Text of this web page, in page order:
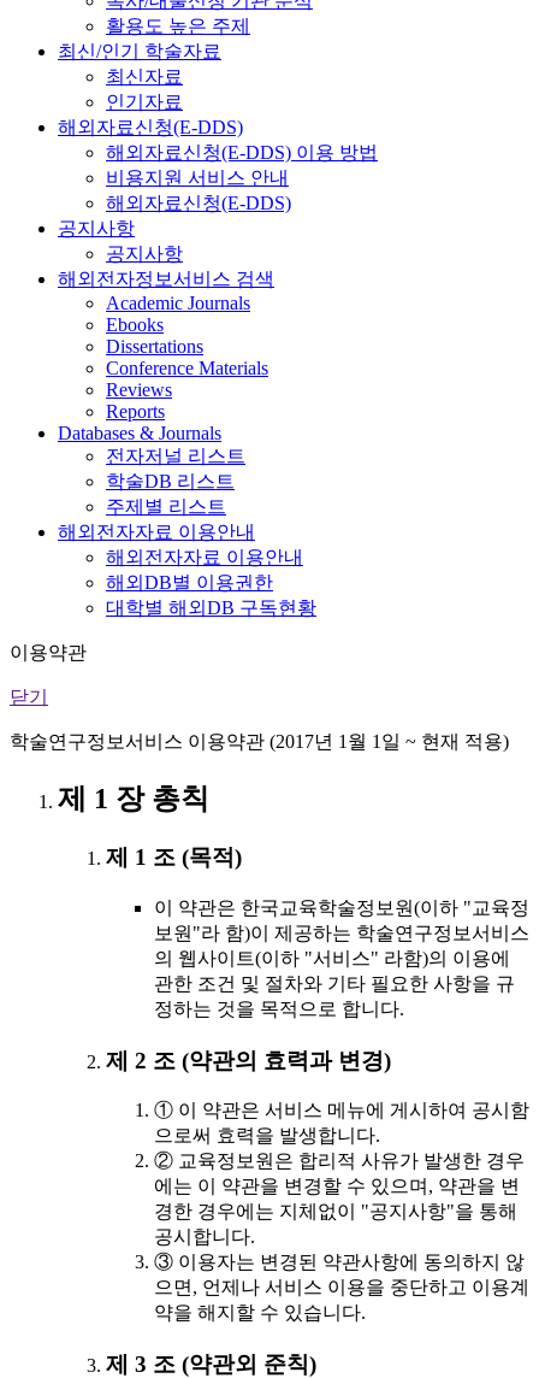
활용도 높은 주제
최신/인기 학술자료
최신자료
인기자료
해외자료신청(E-DDS)
해외자료신청(E-DDS) 이용 방법
비용지원 서비스 안내
해외자료신청(E-DDS)
공지사항
공지사항
해외전자정보서비스 검색
Academic Journals
Ebooks
Dissertations
Conference Materials
Reviews
Reports
Databases & Journals
전자저널 리스트
학술DB 리스트
주제별 리스트
해외전자자료 이용안내
해외전자자료 이용안내
해외DB별 이용권한
대학별 해외DB 구독현황
이용약관
닫기
학술연구정보서비스 이용약관 (2017년 1월 1일 ~ 현재 적용)
제 1 장 총칙
제 1 조 (목적)
이 약관은 한국교육학술정보원(이하 "교육정
보원"라 함)이 제공하는 학술연구정보서비스
의 웹사이트(이하 "서비스" 라함)의 이용에
관한 조건 및 절차와 기타 필요한 사항을 규
정하는 것을 목적으로 합니다.
제 2 조 (약관의 효력과 변경)
① 이 약관은 서비스 메뉴에 게시하여 공시함
으로써 효력을 발생합니다.
② 교육정보원은 합리적 사유가 발생한 경우
에는 이 약관을 변경할 수 있으며, 약관을 변
경한 경우에는 지체없이 "공지사항"을 통해
공시합니다.
③ 이용자는 변경된 약관사항에 동의하지 않
으면, 언제나 서비스 이용을 중단하고 이용계
약을 해지할 수 있습니다.
제 3 조 (약관외 준칙)